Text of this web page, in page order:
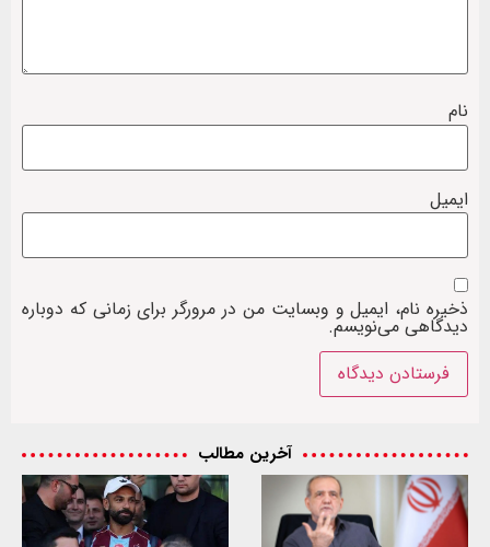
نام
ایمیل
ذخیره نام، ایمیل و وبسایت من در مرورگر برای زمانی که دوباره
دیدگاهی می‌نویسم.
آخرین مطالب